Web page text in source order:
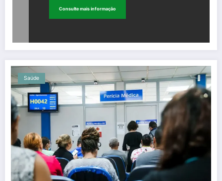
Consulte mais informação
Saúde